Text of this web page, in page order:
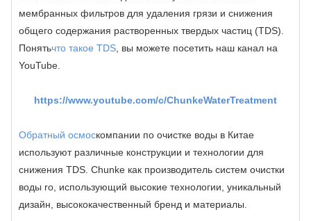
мембранных фильтров для удаления грязи и снижения
общего содержания растворенных твердых частиц (TDS).
Понятьчто такое TDS , вы можете посетить наш канал на
YouTube.
https://www.youtube.com/c/ChunkeWaterTreatment
Обратный осмоскомпании по очистке воды в Китае
используют различные конструкции и технологии для
снижения TDS. Chunke как производитель систем очистки
воды ro, использующий высокие технологии, уникальный
дизайн, высококачественный бренд и материалы.